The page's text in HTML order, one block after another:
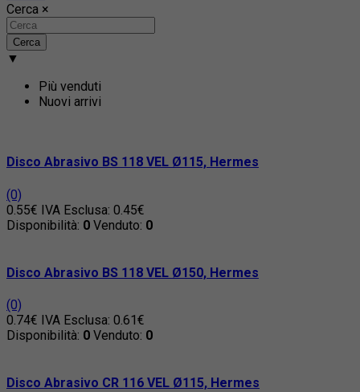
Cerca ×
Cerca
▼
Più venduti
Nuovi arrivi
Disco Abrasivo BS 118 VEL Ø115, Hermes
(0)
0.55€ IVA Esclusa: 0.45€
Disponibilità: 0 Venduto: 0
Disco Abrasivo BS 118 VEL Ø150, Hermes
(0)
0.74€ IVA Esclusa: 0.61€
Disponibilità: 0 Venduto: 0
Disco Abrasivo CR 116 VEL Ø115, Hermes